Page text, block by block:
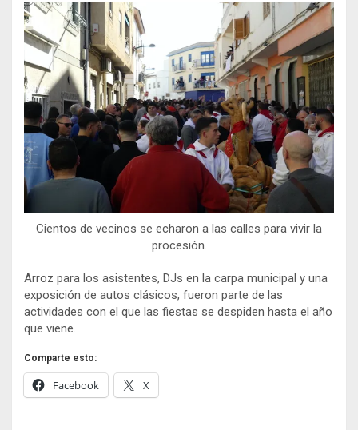
Cientos de vecinos se echaron a las calles para vivir la
procesión.
Arroz para los asistentes, DJs en la carpa municipal y una
exposición de autos clásicos, fueron parte de las
actividades con el que las fiestas se despiden hasta el año
que viene.
Comparte esto:
Facebook X